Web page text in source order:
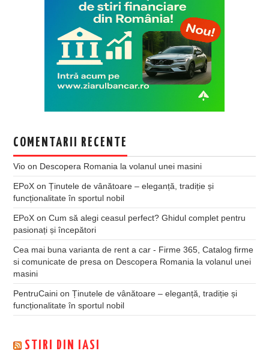
COMENTARII RECENTE
Vio on Descopera Romania la volanul unei masini
EPoX onȚinutele de vânătoare – eleganță, tradiție și
funcționalitate în sportul nobil
EPoX onCum să alegi ceasul perfect? Ghidul complet pentru
pasionați și începători
Cea mai buna varianta de rent a car - Firme 365, Catalog firme
si comunicate de presa on Descopera Romania la volanul unei
masini
PentruCaini onȚinutele de vânătoare – eleganță, tradiție și
funcționalitate în sportul nobil
STIRI DIN IASI